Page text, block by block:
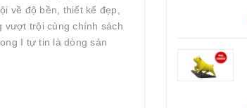
về độ bền, thiết kế đẹp,
vượt trội cùng chính sách
I tự tin là dòng sản